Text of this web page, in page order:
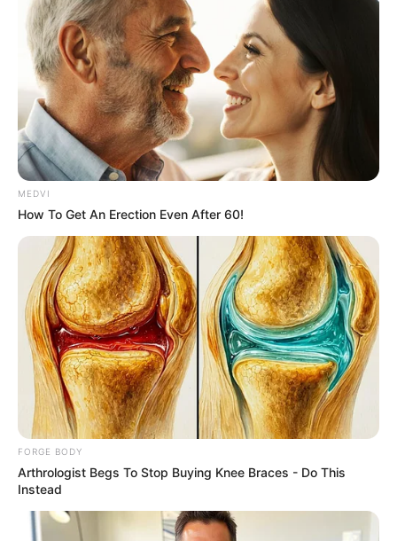
เหตุผลที่ 2คือเมื่อเราตากผ้า
ไว้ในราว ลมจะพัดจนผ้า
พลิ้วปลิวไปมา สัตว์เลี้ยงของเราโดยเฉพาะหมาก็กระโดด
กัดเอาผ้าลงมาเล่น จนผ้าขาดเสียหาย
เหตุผลที่ 3คือราวตากผ้ามักจะหลบอยู่หลังบ้านหรือใน
ซอกในหลืบ ในเวลามืดค่ำก็เสี่ยงต่องูเงี้ยวเขี้ยวขอที่ไปแอบ
ซ่อนตัวอยู่ ก็เลยห้ามรวมเสียเลยว่าห้ามตากผ้าข้ามคืน
หรือกลางคืน
เหตุผลที่ 4ถ้าปล่อยผ้าตากค้างคืนไว้ ผ้าอาจจะถูกน้ำค้าง
ตอนกลางคืน ไม่แห้ง รวมถึงจะส่งกลิ่นเหม็นได้
ขอบคุณข้อมูลจาก ghostwiki.blogspot.com
MEDVI
How To Get An Erection Even After 60!
FORGE BODY
Arthrologist Begs To Stop Buying Knee Braces - Do This
Instead